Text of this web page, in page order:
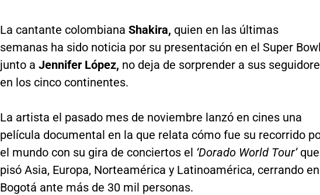
La cantante colombiana Shakira, quien en las últimas
semanas ha sido noticia por su presentación en el Super
junto a Jennifer López, no deja de sorprender a sus
en los cinco continentes.
La artista el pasado mes de noviembre lanzó en cines una
película documental en la que relata cómo fue su recorrido
el mundo con su gira de conciertos el ‘Dorado World Tour’que
pisó Asia, Europa, Norteamérica y Latinoamérica, cerrando en
Bogotá ante más de 30 mil personas.